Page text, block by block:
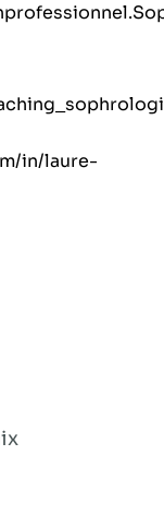
in/laure-